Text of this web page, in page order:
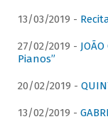
13/03/2019 -
27/02/2019 -
Pianos”
20/02/2019 -
13/02/2019 -